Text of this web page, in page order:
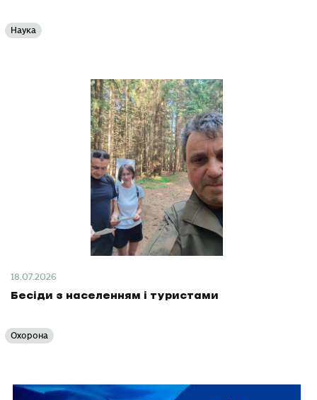
Наука
18.07.2026
Бесіди з населенням і туристами
Охорона